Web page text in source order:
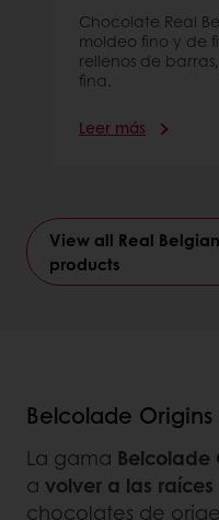
Chocolate Real
moldeo fino y de
rellenos de
fina.
Leer más
View all Real
products
Belcolade Origins
La gama Belcolade
a volver a las
chocolates de